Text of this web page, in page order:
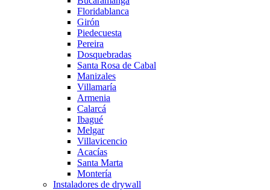
Floridablanca
Girón
Piedecuesta
Pereira
Dosquebradas
Santa Rosa de Cabal
Manizales
Villamaría
Armenia
Calarcá
Ibagué
Melgar
Villavicencio
Acacías
Santa Marta
Montería
Instaladores de drywall